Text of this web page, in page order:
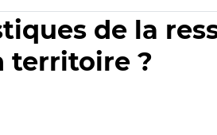
de la
territoire ?